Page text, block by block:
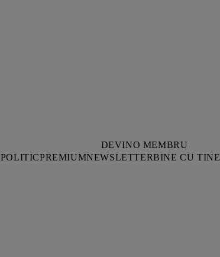
DEVINO MEMBRU
POLITICPREMIUMNEWSLETTERBINE CU TINE